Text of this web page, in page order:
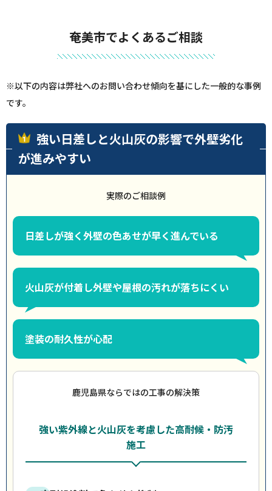
奄美市でよくあるご相談
※以下の内容は弊社へのお問い合わせ傾向を基にした一般的な事例
です。
強い日差しと火山灰の影響で外壁劣化
が進みやすい
実際のご相談例
日差しが強く外壁の色あせが早く進んでいる
火山灰が付着し外壁や屋根の汚れが落ちにくい
塗装の耐久性が心配
鹿児島県ならではの工事の解決策
強い紫外線と火山灰を考慮した高耐候・防汚
施工